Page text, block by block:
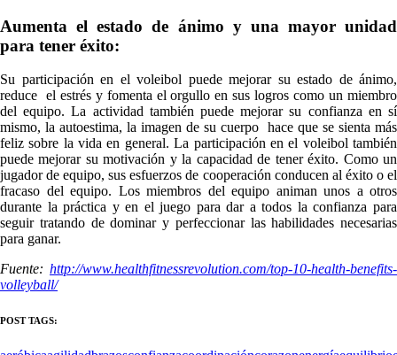
Aumenta el estado de ánimo y una mayor unidad
para tener éxito:
Su participación en el voleibol puede mejorar su estado de ánimo,
reduce el estrés y fomenta el orgullo en sus logros como un miembro
del equipo. La actividad también puede mejorar su confianza en sí
mismo, la autoestima, la imagen de su cuerpo hace que se sienta más
feliz sobre la vida en general. La participación en el voleibol también
puede mejorar su motivación y la capacidad de tener éxito. Como un
jugador de equipo, sus esfuerzos de cooperación conducen al éxito o el
fracaso del equipo. Los miembros del equipo animan unos a otros
durante la práctica y en el juego para dar a todos la confianza para
seguir tratando de dominar y perfeccionar las habilidades necesarias
para ganar.
Fuente: http://www.healthfitnessrevolution.com/top-10-health-benefits-
volleyball/
POST TAGS: